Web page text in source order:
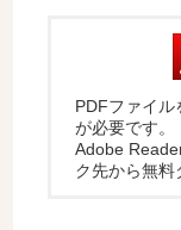
PDFファイ
が必要です。
Adobe
ク先から無料